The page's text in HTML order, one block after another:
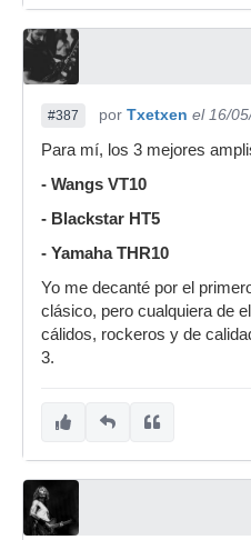
#387 por Txetxen el 16/
Para mí, los 3 mejores
- Wangs VT10
- Blackstar HT5
- Yamaha THR10
Yo me decanté por el
clásico, pero cualquiera de
cálidos, rockeros y de
3.